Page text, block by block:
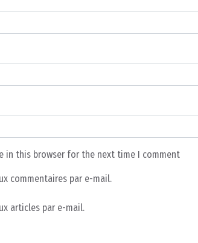
in this browser for the next time I comment
commentaires par e-mail.
articles par e-mail.